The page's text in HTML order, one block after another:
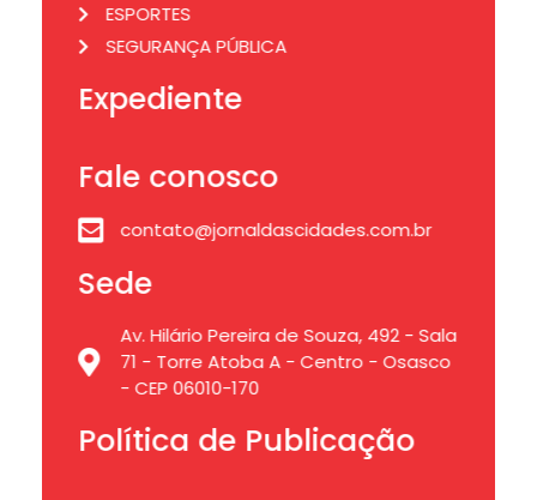
ESPORTES
SEGURANÇA PÚBLICA
Expediente
Fale conosco
contato@jornaldascidades.com.br
Sede
Av. Hilário Pereira de Souza, 492 - Sala
71 - Torre Atoba A - Centro - Osasco
- CEP 06010-170
Política de Publicação